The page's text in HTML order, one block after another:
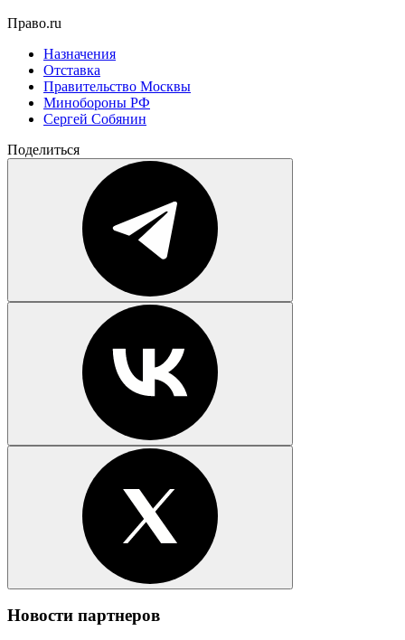
Право.ru
Назначения
Отставка
Правительство Москвы
Минобороны РФ
Сергей Собянин
Поделиться
Новости партнеров